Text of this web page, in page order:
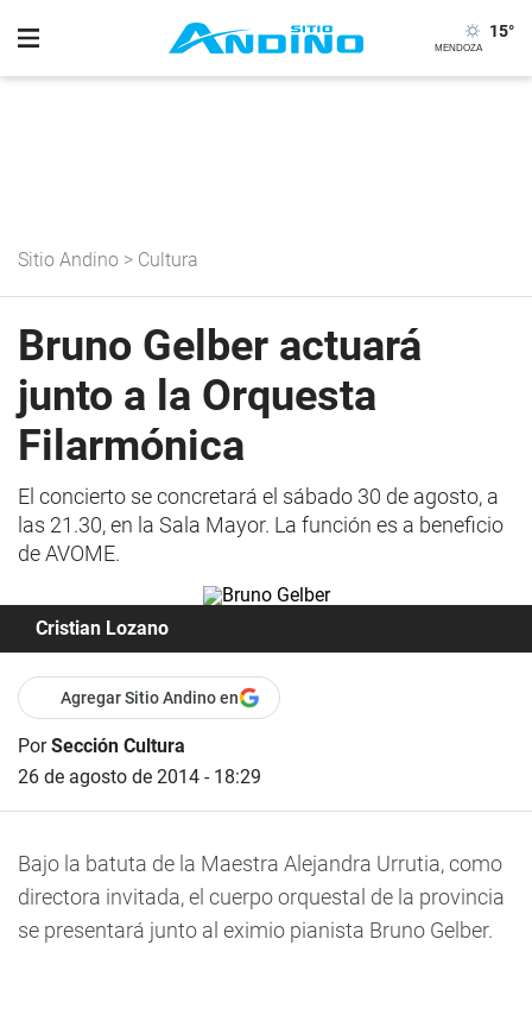
15°
Sitio Andino > Cultura
Bruno Gelber actuará
junto a la Orquesta
Filarmónica
El concierto se concretará el sábado 30 de agosto, a
las 21.30, en la Sala Mayor. La función es a beneficio
de AVOME.
Cristian Lozano
Agregar Sitio Andino en
PorSección Cultura
26 de agosto de 2014 - 18:29
Bajo la batuta de la Maestra Alejandra Urrutia, como
directora invitada, el cuerpo orquestal de la provincia
se presentará junto al eximio pianista Bruno Gelber.